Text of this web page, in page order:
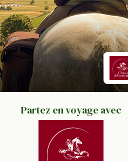
Partez en voyage avec